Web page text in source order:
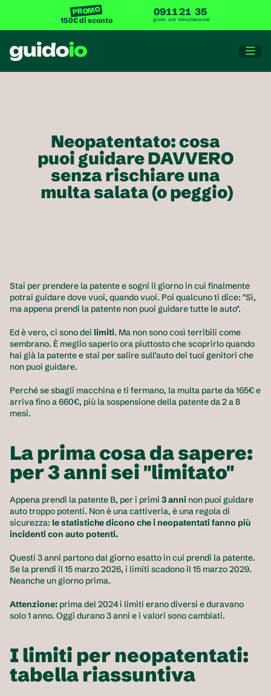
Neopatentato: cosa
puoi guidare DAVVERO
senza rischiare una
multa salata (o peggio)
Stai per prendere la patente e sogni il giorno in cui finalmente
potrai guidare dove vuoi, quando vuoi. Poi qualcuno ti dice: "Sì,
ma appena prendi la patente non puoi guidare tutte le auto".
Ed è vero, ci sono dei limiti. Ma non sono così terribili come
sembrano. È meglio saperlo ora piuttosto che scoprirlo quando
hai già la patente e stai per salire sull'auto dei tuoi genitori che
non puoi guidare.
Perché se sbagli macchina e ti fermano, la multa parte da 165€ e
arriva fino a 660€, più la sospensione della patente da 2 a 8
mesi.
La prima cosa da sapere:
per 3 anni sei "limitato"
Appena prendi la patente B, per i primi 3 anni non puoi guidare
auto troppo potenti. Non è una cattiveria, è una regola di
sicurezza: le statistiche dicono che i neopatentati fanno più
incidenti con auto potenti.
Questi 3 anni partono dal giorno esatto in cui prendi la patente.
Se la prendi il 15 marzo 2026, i limiti scadono il 15 marzo 2029.
Neanche un giorno prima.
Attenzione: prima del 2024 i limiti erano diversi e duravano
solo 1 anno. Oggi durano 3 anni e i valori sono cambiati.
I limiti per neopatentati:
tabella riassuntiva
09
giorni
11
ore
21
minuti
35
secondi
150€ di sconto
PROMO
